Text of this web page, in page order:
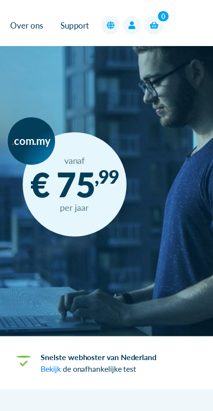
Over ons Support
0
com.my
vanaf
€ 75,99
per jaar
Snelste webhoster van Nederland
Bekijkde onafhankelijke test